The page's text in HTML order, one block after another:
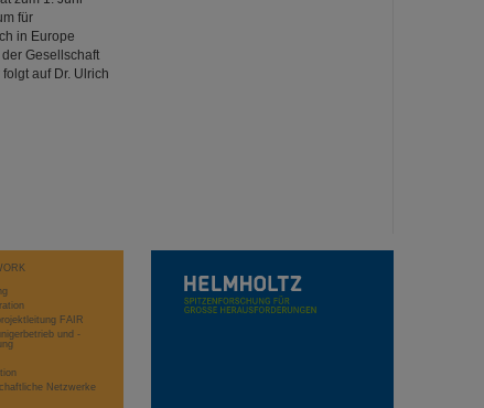
für
in Europe
Gesellschaft
auf Dr. Ulrich
FAIR
und -
Netzwerke